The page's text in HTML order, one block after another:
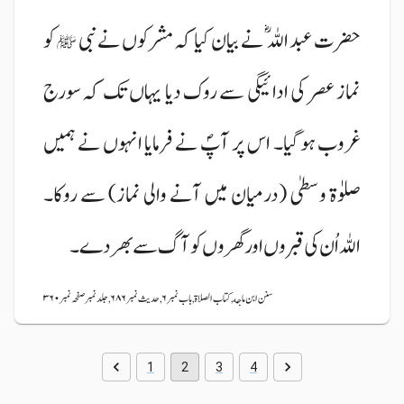
حضرت عبد اللہ ؓ نے بیان کیا کہ مشرکوں نے نبی ﷺکو
نماز عصر کی ادائیگی سے روک دیا یہاں تک کہ سورج
غروب ہوگیا۔ اس پر آپؐ نے فرمایا انہوں نے ہمیں
صلوٰۃ وسطیٰ (درمیان میں آنے والی نماز) سے روکا۔
اللہ اُن کی قبروں اور گھروں کو آگ سے بھر دے۔
سنن ابن ماجه, کتاب الصلاة, باب نمبر ۶, حدیث نمبر ۶۸۶, جلد نمبر صفحہ نمبر ۳۶۰
1 2 3 4